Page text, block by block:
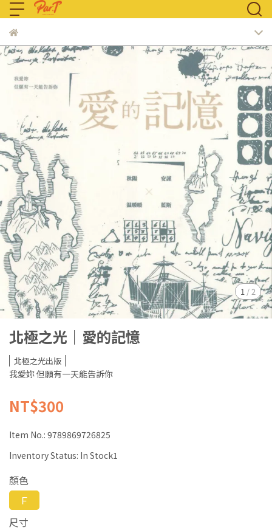
1 / 2
北極之光｜愛的記憶
北極之光出版
我愛妳 但願有一天能告訴你
NT$300
Item No.: 9789869726825
Inventory Status: In Stock1
顏色
Ｆ
尺寸